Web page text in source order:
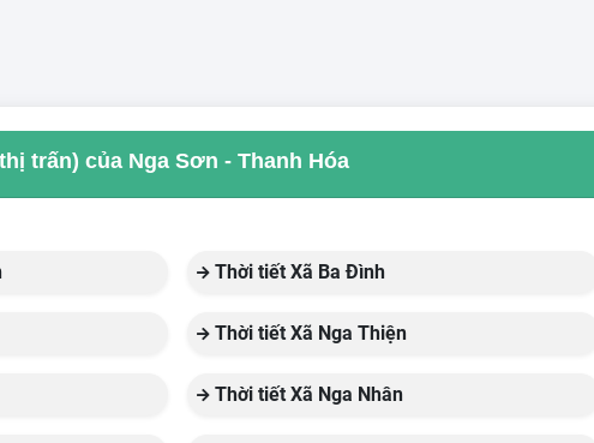
trấn) của Nga Sơn - Thanh Hóa
Thời tiết Xã Ba Đình
Thời tiết Xã Nga Thiện
Thời tiết Xã Nga Nhân